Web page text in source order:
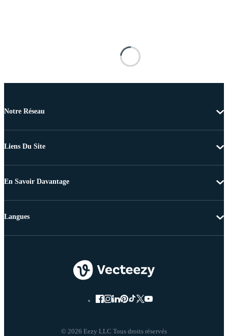
Notre Réseau
Liens Du Site
En Savoir Davantage
© 2026 Eezy LLC Tous droits réservés
Langues